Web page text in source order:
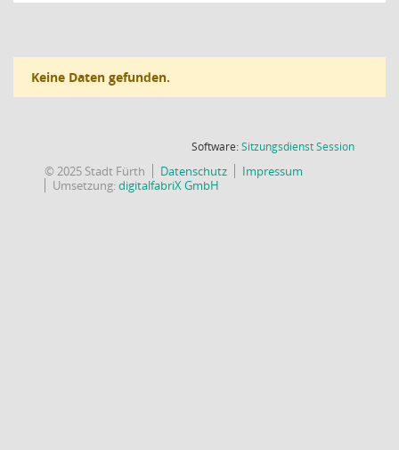
Keine Daten gefunden.
Software:SitzungsdienstSession(Wird in
© 2025 Stadt Fürth Datenschutz
Impressum
Umsetzung:digitalfabriX GmbH